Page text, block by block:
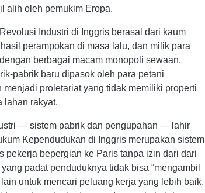
alih oleh pemukim Eropa.
Industri di Inggris berasal dari kaum
perampokan di masa lalu, dan milik para
berbagai macam monopoli sewaan.
pabrik baru dipasok oleh para petani
proletariat yang tidak memiliki properti
lahan rakyat.
— sistem pabrik dan pengupahan — lahir
Kependudukan di Inggris merupakan sistem
pekerja bepergian ke Paris tanpa izin dari dari
padat penduduknya tidak bisa “mengambil
untuk mencari peluang kerja yang lebih baik.